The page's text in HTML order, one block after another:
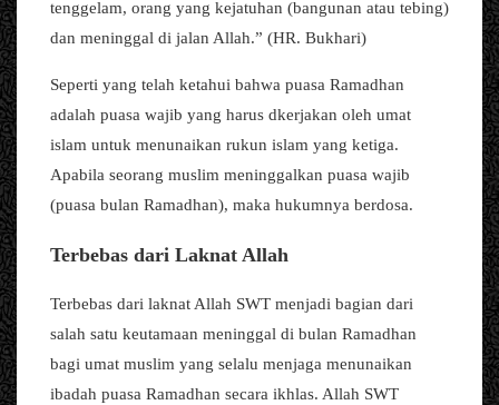
tenggelam, orang yang kejatuhan (bangunan atau tebing)
dan meninggal di jalan Allah.” (HR. Bukhari)
Seperti yang telah ketahui bahwa puasa Ramadhan
adalah puasa wajib yang harus dkerjakan oleh umat
islam untuk menunaikan rukun islam yang ketiga.
Apabila seorang muslim meninggalkan puasa wajib
(puasa bulan Ramadhan), maka hukumnya berdosa.
Terbebas dari Laknat Allah
Terbebas dari laknat Allah SWT menjadi bagian dari
salah satu keutamaan meninggal di bulan Ramadhan
bagi umat muslim yang selalu menjaga menunaikan
ibadah puasa Ramadhan secara ikhlas. Allah SWT